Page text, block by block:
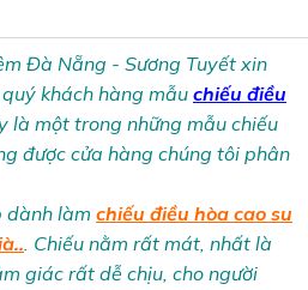
Đà Nẵng - Sương Tuyết xin
khách hàng mẫuchiếu điều
là một trong những mẫu chiếu
được cửa hàng chúng tôi phân
dành làm chiếu điều hòa cao su
. Chiếu nằm rất mát, nhất là
giác rất dễ chịu, cho người